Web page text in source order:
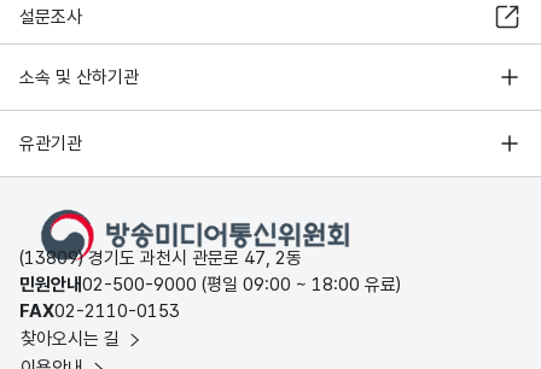
설문조사
소속 및 산하기관
유관기관
(13809) 경기도 과천시 관문로 47, 2동
민원안내02-500-9000 (평일 09:00 ~ 18:00 유료)
FAX02-2110-0153
찾아오시는 길